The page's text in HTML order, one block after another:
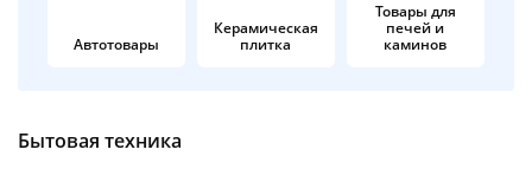
Автотовары
Керамическая
плитка
Товары для
печей и
каминов
Бытовая техника